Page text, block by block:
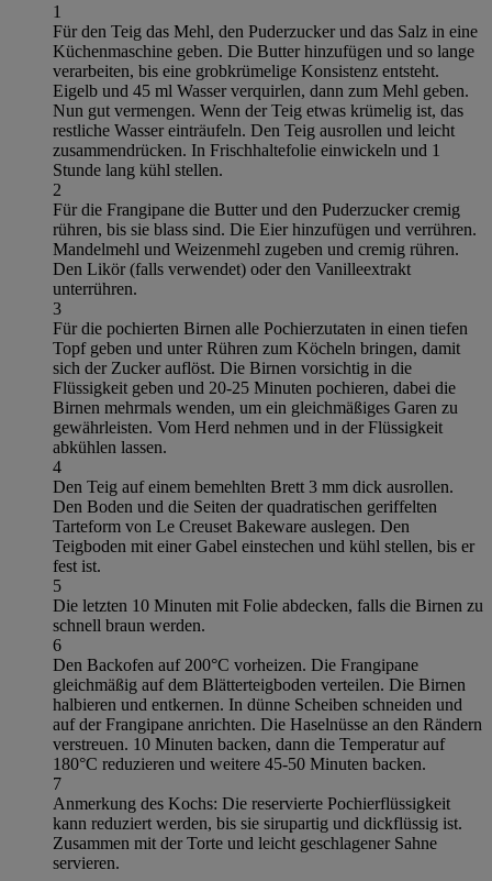
1
Für den Teig das Mehl, den Puderzucker und das Salz in eine
Küchenmaschine geben. Die Butter hinzufügen und so lange
verarbeiten, bis eine grobkrümelige Konsistenz entsteht.
Eigelb und 45 ml Wasser verquirlen, dann zum Mehl geben.
Nun gut vermengen. Wenn der Teig etwas krümelig ist, das
restliche Wasser einträufeln. Den Teig ausrollen und leicht
zusammendrücken. In Frischhaltefolie einwickeln und 1
Stunde lang kühl stellen.
2
Für die Frangipane die Butter und den Puderzucker cremig
rühren, bis sie blass sind. Die Eier hinzufügen und verrühren.
Mandelmehl und Weizenmehl zugeben und cremig rühren.
Den Likör (falls verwendet) oder den Vanilleextrakt
unterrühren.
3
Für die pochierten Birnen alle Pochierzutaten in einen tiefen
Topf geben und unter Rühren zum Köcheln bringen, damit
sich der Zucker auflöst. Die Birnen vorsichtig in die
Flüssigkeit geben und 20-25 Minuten pochieren, dabei die
Birnen mehrmals wenden, um ein gleichmäßiges Garen zu
gewährleisten. Vom Herd nehmen und in der Flüssigkeit
abkühlen lassen.
4
Den Teig auf einem bemehlten Brett 3 mm dick ausrollen.
Den Boden und die Seiten der quadratischen geriffelten
Tarteform von Le Creuset Bakeware auslegen. Den
Teigboden mit einer Gabel einstechen und kühl stellen, bis er
fest ist.
5
Die letzten 10 Minuten mit Folie abdecken, falls die Birnen zu
schnell braun werden.
6
Den Backofen auf 200°C vorheizen. Die Frangipane
gleichmäßig auf dem Blätterteigboden verteilen. Die Birnen
halbieren und entkernen. In dünne Scheiben schneiden und
auf der Frangipane anrichten. Die Haselnüsse an den Rändern
verstreuen. 10 Minuten backen, dann die Temperatur auf
180°C reduzieren und weitere 45-50 Minuten backen.
7
Anmerkung des Kochs: Die reservierte Pochierflüssigkeit
kann reduziert werden, bis sie sirupartig und dickflüssig ist.
Zusammen mit der Torte und leicht geschlagener Sahne
servieren.